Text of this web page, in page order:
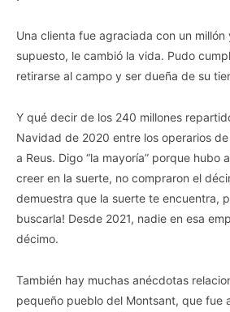
Una clienta fue agraciada con un
supuesto, le cambió la vida. Pudo
retirarse al campo y ser dueña de su
Y qué decir de los 240 millones
Navidad de 2020 entre los operarios
a Reus. Digo “la mayoría” porque hubo
creer en la suerte, no compraron el
demuestra que la suerte te encuentra,
buscarla! Desde 2021, nadie en esa
décimo.
También hay muchas anécdotas
pequeño pueblo del Montsant, que fue